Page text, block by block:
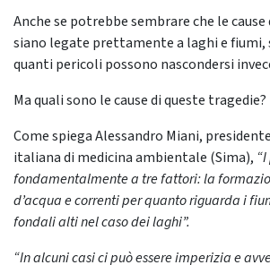
Anche se potrebbe sembrare che le
siano legate prettamente a laghi e fiumi,
quanti pericoli possono nascondersi
Ma quali sono le cause di queste tragedie?
Come spiega Alessandro Miani,
italiana di medicina ambientale (Sima),
fondamentalmente a tre fattori: la
d’acqua e correnti per quanto riguarda i
fondali alti nel caso dei laghi”.
“In alcuni casi ci può essere imperizia e